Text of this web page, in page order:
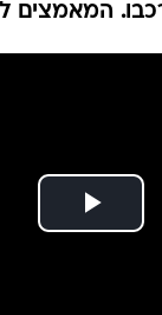
המאמצים